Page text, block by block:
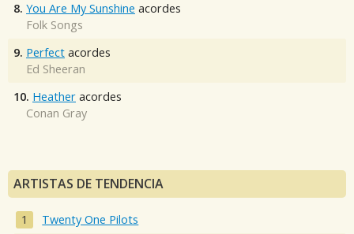
8. You Are My Sunshine acordes
Folk Songs
9. Perfect acordes
Ed Sheeran
10. Heather acordes
Conan Gray
ARTISTAS DE TENDENCIA
Twenty One Pilots